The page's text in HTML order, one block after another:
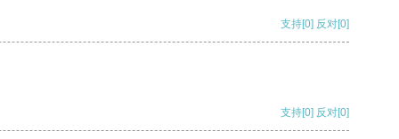
支持[0] 反对[0]
支持[0] 反对[0]